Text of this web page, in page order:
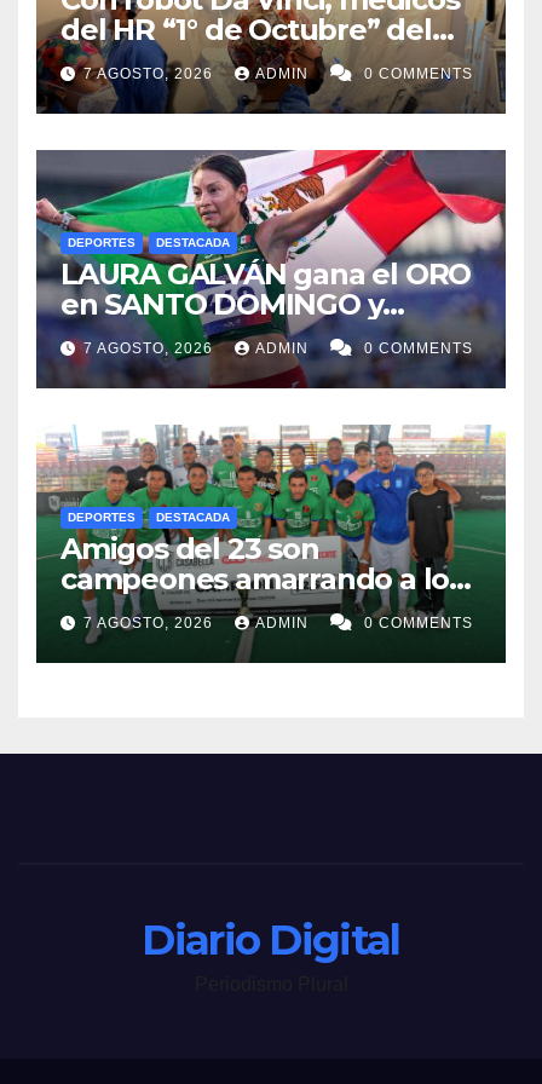
del HR “1° de Octubre” del
ISSSTE retiran tumor renal a
paciente de 72 años
7 AGOSTO, 2026 ADMIN 0 COMMENTS
DEPORTES DESTACADA
LAURA GALVÁN gana el ORO
en SANTO DOMINGO y
dedica Medalla a sus padres
fallecidos
7 AGOSTO, 2026 ADMIN 0 COMMENTS
DEPORTES DESTACADA
Amigos del 23 son
campeones amarrando a los
“Perros Bravos”
7 AGOSTO, 2026 ADMIN 0 COMMENTS
Diario Digital